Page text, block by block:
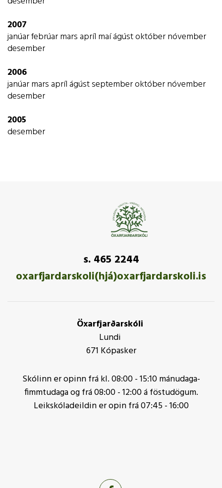
2007
janúarfebrúarmarsapríl maíágústoktóbernóvember
desember
2006
janúarmarsaprílágústseptemberoktóbernóvember
desember
2005
desember
s. 465 2244
oxarfjardarskoli(hjá)oxarfjardarskoli.is
Öxarfjarðarskóli
Lundi
671 Kópasker
Skólinn er opinn frá kl. 08:00 - 15:10 mánudaga-
fimmtudaga og frá 08:00 - 12:00 á föstudögum.
Leikskóladeildin er opin frá 07:45 - 16:00